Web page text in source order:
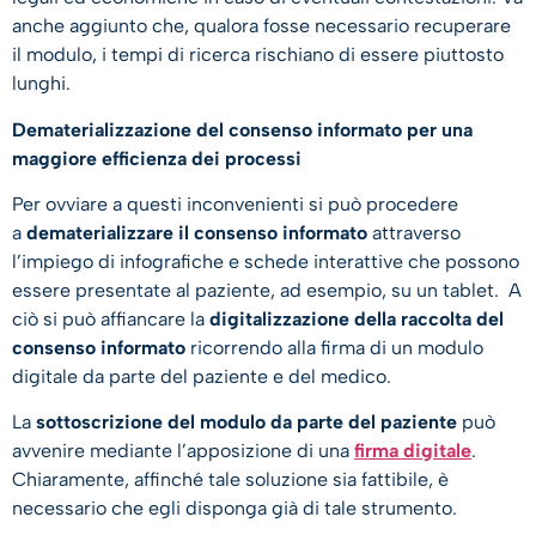
anche aggiunto che, qualora fosse necessario recuperare
il modulo, i tempi di ricerca rischiano di essere piuttosto
lunghi.
Dematerializzazione del consenso informato per una
maggiore efficienza dei processi
Per ovviare a questi inconvenienti si può procedere
a dematerializzare il consenso informato attraverso
l’impiego di infografiche e schede interattive che possono
essere presentate al paziente, ad esempio, su un tablet. A
ciò si può affiancare la digitalizzazione della raccolta del
consenso informato ricorrendo alla firma di un modulo
digitale da parte del paziente e del medico.
La sottoscrizione del modulo da parte del paziente può
avvenire mediante l’apposizione di una firma digitale.
Chiaramente, affinché tale soluzione sia fattibile, è
necessario che egli disponga già di tale strumento.